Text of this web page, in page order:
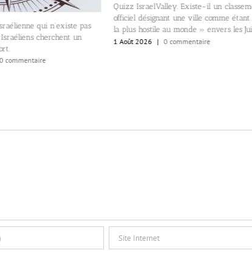
Quizz IsraelValley. Existe-il un classement
officiel désignant une ville comme étant «
la plus hostile au monde » envers les Juifs?
1 Août 2026 | 0 commentaire
Appels pour le boycott
producteur du film,
Arad, a soutenu